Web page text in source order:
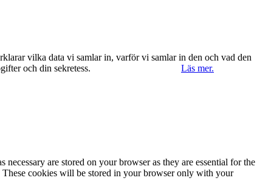
vilka data vi samlar in, varför vi samlar in den och vad den
och din sekretess.
Läs mer.
are stored on your browser as they are essential for the
cookies will be stored in your browser only with your